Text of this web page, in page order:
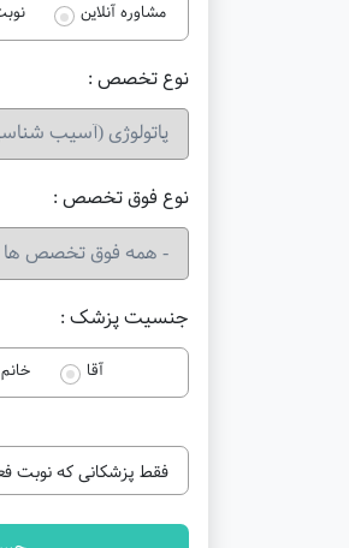
مشاوره آنلاین
نوع تخصص :
نوع فوق تخصص :
جنسیت پزشک :
آقا خانم
فقط پزشکانی که نوبت